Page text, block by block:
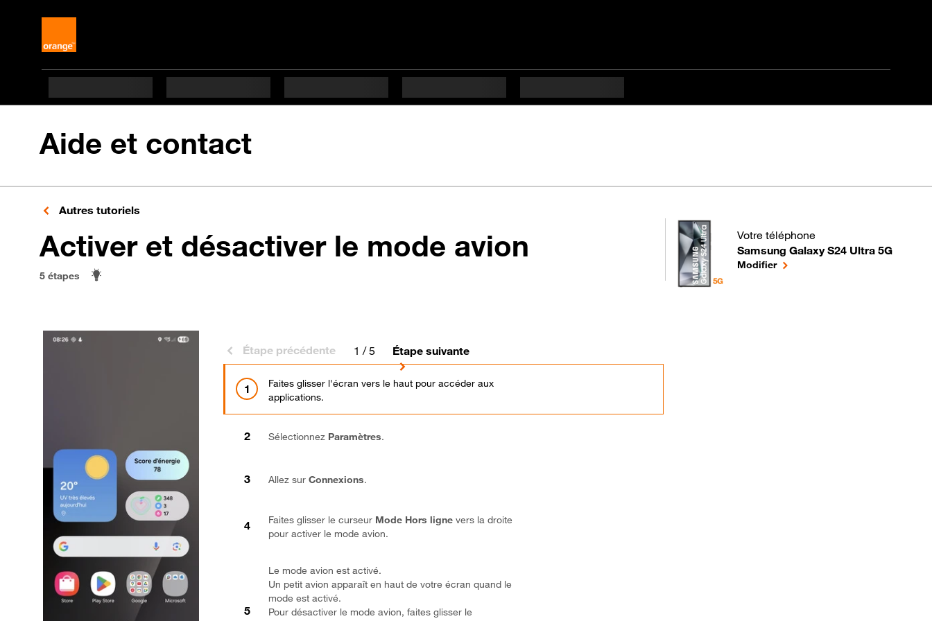
Aide et contact
Autres tutoriels
Activer et désactiver le mode avion en 5 étapes difficulté
5 étapes
Votre téléphone
Samsung Galaxy S24 Ultra 5G
pour votre Samsung Galaxy S24 Ultra 5G
Modifierle téléphone sélectionné
Étape précédente 1 / 5 Étape suivante
Faites glisser l'écran vers le haut pour accéder aux
applications.
Sélectionnez Paramètres.
Allez surConnexions.
Faites glisser le curseur Mode Hors ligne vers la droite
pour activer le mode avion.
Le mode avion est activé.
Un petit avion apparaît en haut de votre écran quand le
mode est activé.
Pour désactiver le mode avion, faites glisser le